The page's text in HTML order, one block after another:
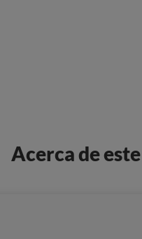
Acerca de